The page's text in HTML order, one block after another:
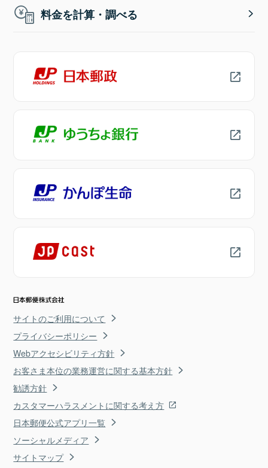
料金を計算・調べる
サイトのご利用について
プライバシーポリシー
Webアクセシビリティ方針
お客さま本位の業務運営に関する基本方針
勧誘方針
カスタマーハラスメントに関する考え方
日本郵便公式アプリ一覧
ソーシャルメディア
サイトマップ